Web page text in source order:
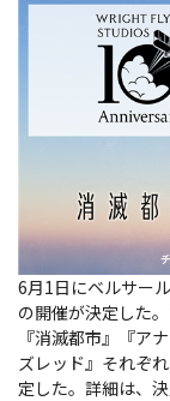
6月1日にベルサー
の開催が決定した
『消滅都市』『ア
ズレッド』それぞ
定した。詳細は、